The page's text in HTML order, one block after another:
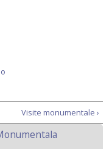
Visite monumentale ›